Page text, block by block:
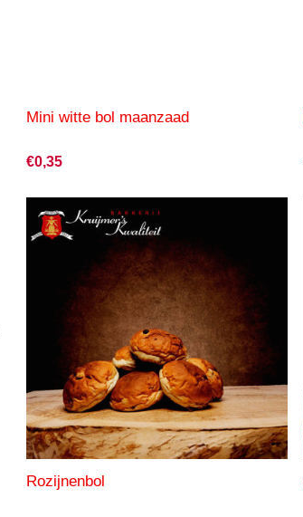
Mini witte bol maanzaad
€0,35
Rozijnenbol